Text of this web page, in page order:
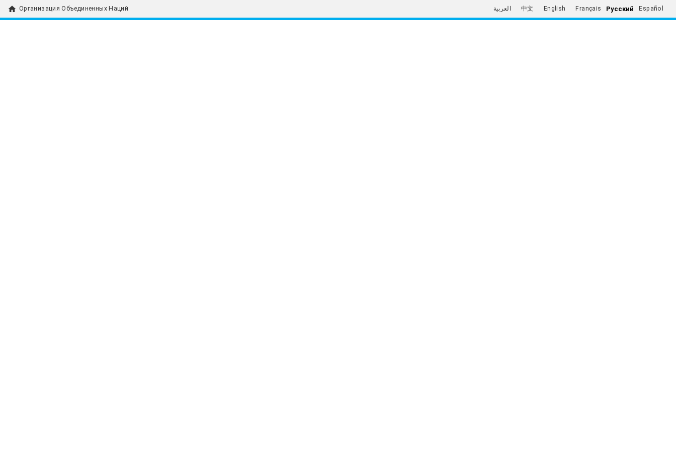
home Организация Объединенных Наций العربية 中文 English Français Русский Español